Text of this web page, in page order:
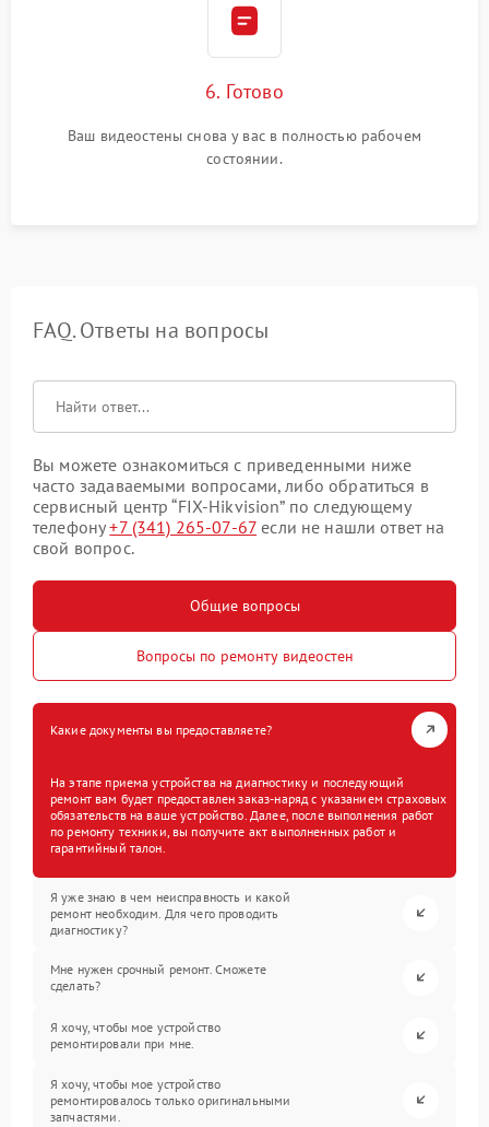
6. Готово
Ваш видеостены снова у вас в полностью рабочем
состоянии.
FAQ. Ответы на вопросы
Вы можете ознакомиться с приведенными ниже
часто задаваемыми вопросами, либо обратиться в
сервисный центр “FIX-Hikvision” по следующему
телефону+7 (341) 265-07-67 если не нашли ответ на
свой вопрос.
Общие вопросы
Вопросы по ремонту видеостен
Какие документы вы предоставляете?
На этапе приема устройства на диагностику и последующий
ремонт вам будет предоставлен заказ-наряд с указанием страховых
обязательств на ваше устройство. Далее, после выполнения работ
по ремонту техники, вы получите акт выполненных работ и
гарантийный талон.
Я уже знаю в чем неисправность и какой
ремонт необходим. Для чего проводить
диагностику?
Мне нужен срочный ремонт. Сможете
сделать?
Я хочу, чтобы мое устройство
ремонтировали при мне.
Я хочу, чтобы мое устройство
ремонтировалось только оригинальными
запчастями.